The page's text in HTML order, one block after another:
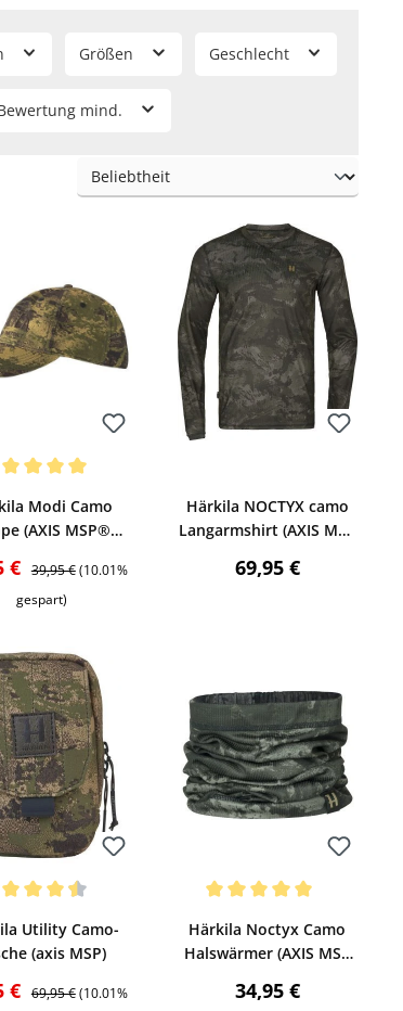
größere Distanzen
Größen Geschlecht
mind.
Modi Camo
(AXIS MSP®
€ Regulärer Preis:
39,95 €(10.01%
gespart)
Härkila NOCTYX camo
Langarmshirt (AXIS MSP
Regulärer Preis:
69,95 €
Utility Camo-
(axis MSP)
€ Regulärer Preis:
69,95 €(10.01%
Bewerten
Härkila Noctyx Camo
Halswärmer (AXIS MSP
Regulärer Preis:
34,95 €